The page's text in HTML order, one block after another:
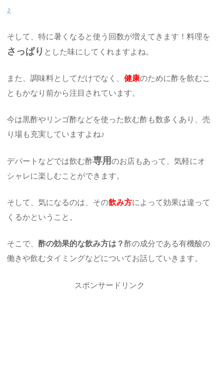
♪
そして、特に暑くなると使う回数が増えてきます！料理を
さっぱり とした味にしてくれますよね。
また、調味料としてだけでなく、健康のために酢を飲むこ
ともかなり前から注目されています。
今は黒酢やリンゴ酢などを使った飲む酢も数多くあり、売
り場も充実していますよね♪
デパートなどでは飲む酢専用のお店もあって、気軽にオ
シャレに楽しむことができます。
そして、気になるのは、その飲み方によって効果は違って
くるかということ。
そこで、 酢の効果的な飲み方は？ 酢の成分である有機酸の
働きや飲むタイミングなどについてお話していきます。
スポンサードリンク